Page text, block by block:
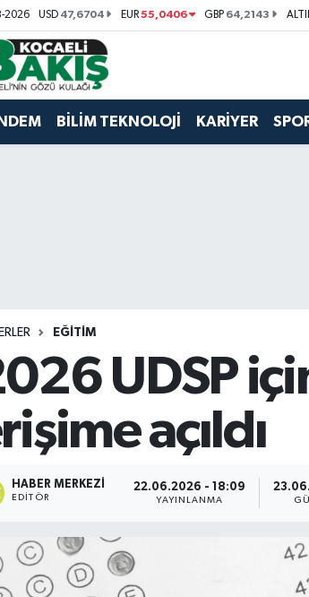
2026 USD 47,6704 EUR55,0406 GBP 64,2143
BİLİM TEKNOLOJİ KARİYER
EĞİTİM
UDSP
açıldı
HABER MERKEZI
EDITÖR
22.06.2026 - 18:09
YAYINLANMA
Eczaneler